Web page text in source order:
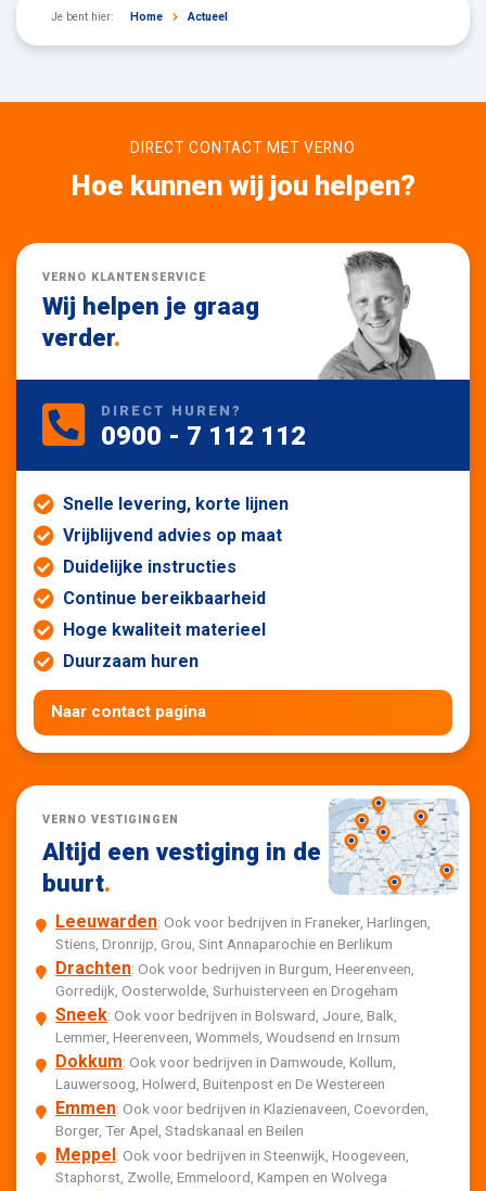
Je bent hier: Home Actueel
DIRECT CONTACT MET VERNO
Hoe kunnen wij jou helpen?
VERNO KLANTENSERVICE
Wij helpen je graag
verder.
DIRECT HUREN?
0900 - 7 112 112
Snelle levering, korte lijnen
Vrijblijvend advies op maat
Duidelijke instructies
Continue bereikbaarheid
Hoge kwaliteit materieel
Duurzaam huren
Naar contact pagina
VERNO VESTIGINGEN
Altijd een vestiging in de
buurt.
Leeuwarden: Ook voor bedrijven in Franeker, Harlingen,
Stiens, Dronrijp, Grou, Sint Annaparochie en Berlikum
Drachten: Ook voor bedrijven in Burgum, Heerenveen,
Gorredijk, Oosterwolde, Surhuisterveen en Drogeham
Sneek: Ook voor bedrijven in Bolsward, Joure, Balk,
Lemmer, Heerenveen, Wommels, Woudsend en Irnsum
Dokkum: Ook voor bedrijven in Damwoude, Kollum,
Lauwersoog, Holwerd, Buitenpost en De Westereen
Emmen: Ook voor bedrijven in Klazienaveen, Coevorden,
Borger, Ter Apel, Stadskanaal en Beilen
Meppel: Ook voor bedrijven in Steenwijk, Hoogeveen,
Staphorst, Zwolle, Emmeloord, Kampen en Wolvega